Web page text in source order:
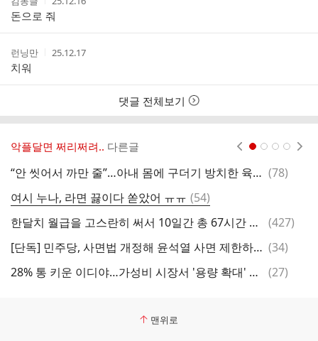
성
자
성
시
간
돈으로 줘
작
성
자
런닝만
작
간
25.12.17
치워
댓글 전체보기
악플달면 쩌리쩌려.. 다른글
“안 씻어서 까만 줄”…아내 몸에 구더기 방치한 육군 부사관, ‘살인’ 혐의 기소 댓
(78)
여시 누나, 라면 끓이다 쏟았어 ㅠㅠ 댓
글
(54)
한달치 월급을 고스란히 써서 10일간 총 67시간 들여서 장식했다는 부산 산타버스 (+천안 산타버스 추가)
댓
(427)
[단독] 민주당, 사면법 개정해 윤석열 사면 제한하기로 댓
(34)
28% 통 키운 이디야…가성비 시장서 '용량 확대' 전략 통할까
댓
(27)
맨위로